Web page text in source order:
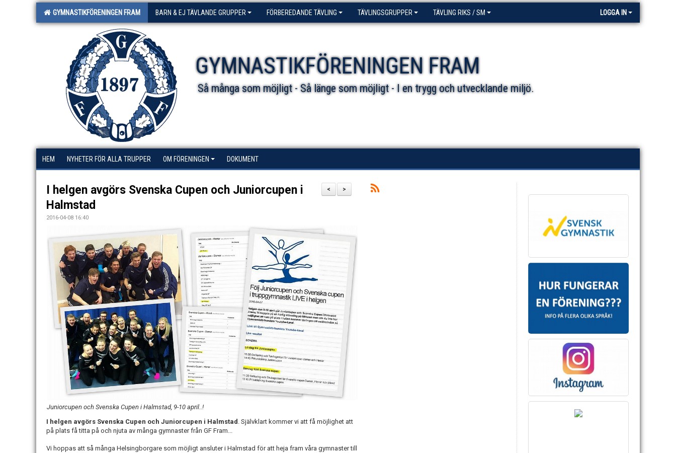
GYMNASTIKFÖRENINGEN FRAM BARN & EJ TÄVLANDE GRUPPER FÖRBEREDANDE TÄVLING TÄVLINGSGRUPPER TÄVLING RIKS / SM LOGGA IN
GYMNASTIKFÖRENINGEN FRAM
Så många som möjligt - Så länge som möjligt - I en trygg och utvecklande miljö.
HEM NYHETER FÖR ALLA TRUPPER OM FÖRENINGEN DOKUMENT
>
<
I helgen avgörs Svenska Cupen och Juniorcupen i
Halmstad
2016-04-08 16:40
Juniorcupen och Svenska Cupen i Halmstad, 9-10 april..!
I helgen avgörs Svenska Cupen och Juniorcupen i Halmstad . Självklart kommer vi att få möjlighet att
på plats få titta på och njuta av många gymnaster från GF Fram...
Vi hoppas att så många Helsingborgare som möjligt ansluter i Halmstad för att heja fram våra gymnaster till